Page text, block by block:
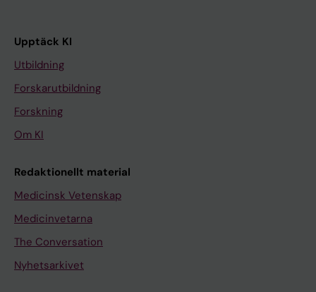
Upptäck KI
Utbildning
Forskarutbildning
Forskning
Om KI
Redaktionellt material
Medicinsk Vetenskap
Medicinvetarna
The Conversation
Nyhetsarkivet